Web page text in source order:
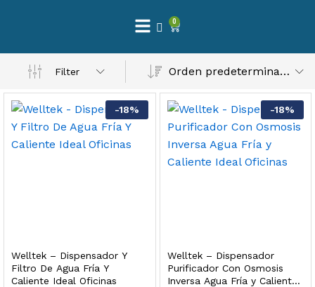
0
Filter Orden predeterminado
-18%
Welltek – Dispensador Y
Filtro De Agua Fría Y
Caliente Ideal Oficinas
-18%
Welltek – Dispensador
Purificador Con Osmosis
Inversa Agua Fría y Caliente
– Máxima Calidad En Filtración
3,900.00
al carrito
al carrito